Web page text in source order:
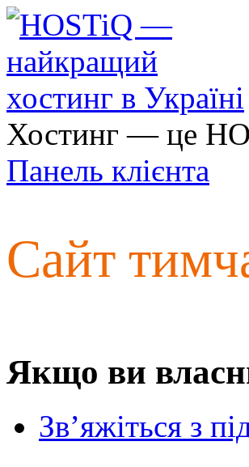
Хостинг — це
Панель клієнта
Сайт
Якщо ви
Зв’яжіться з